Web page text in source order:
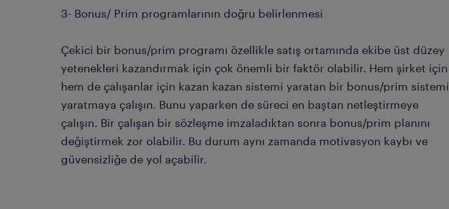
3- Bonus/ Prim programlarının doğru belirlenmesi
Çekici bir bonus/prim programı özellikle satış ortamında ekibe üst düzey
yetenekleri kazandırmak için çok önemli bir faktör olabilir. Hem şirket için
hem de çalışanlar için kazan kazan sistemi yaratan bir bonus/prim sistemi
yaratmaya çalışın. Bunu yaparken de süreci en baştan netleştirmeye
çalışın. Bir çalışan bir sözleşme imzaladıktan sonra bonus/prim planını
değiştirmek zor olabilir. Bu durum aynı zamanda motivasyon kaybı ve
güvensizliğe de yol açabilir.